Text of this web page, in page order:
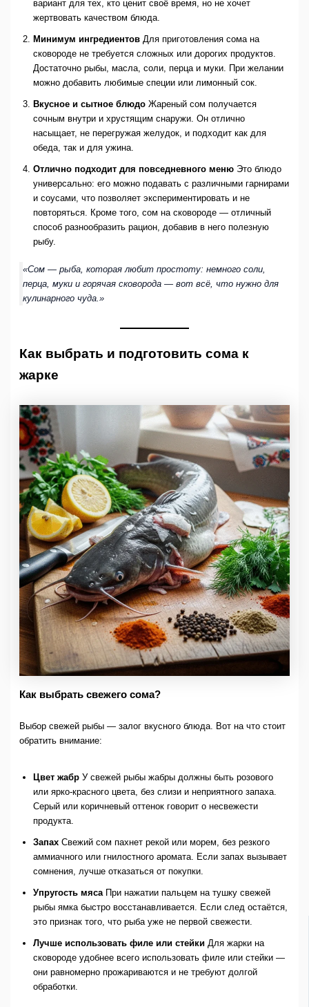
вариант для тех, кто ценит своё время, но не хочет
жертвовать качеством блюда.
Минимум ингредиентовДля приготовления сома на
сковороде не требуется сложных или дорогих продуктов.
Достаточно рыбы, масла, соли, перца и муки. При желании
можно добавить любимые специи или лимонный сок.
Вкусное и сытное блюдоЖареный сом получается
сочным внутри и хрустящим снаружи. Он отлично
насыщает, не перегружая желудок, и подходит как для
обеда, так и для ужина.
Отлично подходит для повседневного менюЭто блюдо
универсально: его можно подавать с различными гарнирами
и соусами, что позволяет экспериментировать и не
повторяться. Кроме того, сом на сковороде — отличный
способ разнообразить рацион, добавив в него полезную
рыбу.
«Сом — рыба, которая любит простоту: немного соли,
перца, муки и горячая сковорода — вот всё, что нужно для
кулинарного чуда.»
Как выбрать и подготовить сома к
жарке
Как выбрать свежего сома?
Выбор свежей рыбы — залог вкусного блюда. Вот на что стоит
обратить внимание:
Цвет жабрУ свежей рыбы жабры должны быть розового
или ярко-красного цвета, без слизи и неприятного запаха.
Серый или коричневый оттенок говорит о несвежести
продукта.
ЗапахСвежий сом пахнет рекой или морем, без резкого
аммиачного или гнилостного аромата. Если запах вызывает
сомнения, лучше отказаться от покупки.
Упругость мясаПри нажатии пальцем на тушку свежей
рыбы ямка быстро восстанавливается. Если след остаётся,
это признак того, что рыба уже не первой свежести.
Лучше использовать филе или стейкиДля жарки на
сковороде удобнее всего использовать филе или стейки —
они равномерно прожариваются и не требуют долгой
обработки.